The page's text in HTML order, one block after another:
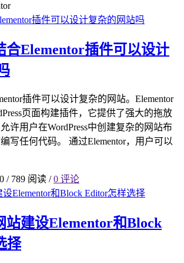
合Elementor插件可以设计
插件可以设计复杂的网站。Elementor
页面构建插件，它提供了强大的拖放
许用户在WordPress中创建复杂的网站布
写任何代码。 通过Elementor，用户可以
/789 阅读 / 0 评论
站建设Elementor和Block
择